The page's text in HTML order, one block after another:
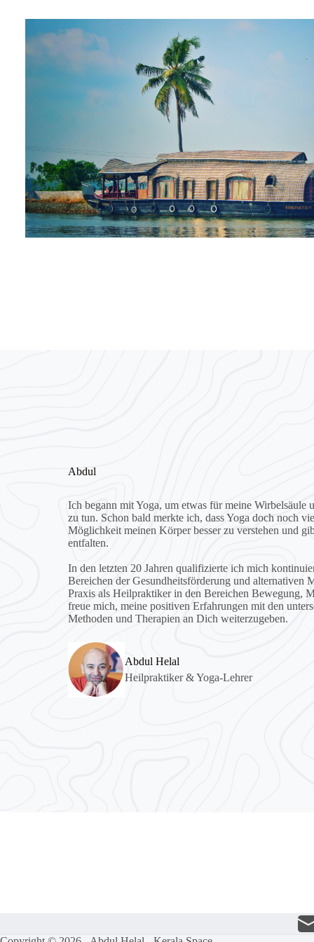
Abdul
Ich begann mit Yoga, um etwas für meine Wirbelsäule
zu tun. Schon bald merkte ich, dass Yoga doch noch
Möglichkeit meinen Körper besser zu verstehen und
entfalten.
In den letzten 20 Jahren qualifizierte ich mich
Bereichen der Gesundheitsförderung und alternativen
Praxis als Heilpraktiker in den Bereichen Bewegung,
freue mich, meine positiven Erfahrungen mit den
Methoden und Therapien an Dich weiterzugeben.
Abdul Helal
Heilpraktiker & Yoga-Lehrer